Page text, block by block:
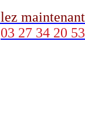
maintenant
03 27 34 20 53